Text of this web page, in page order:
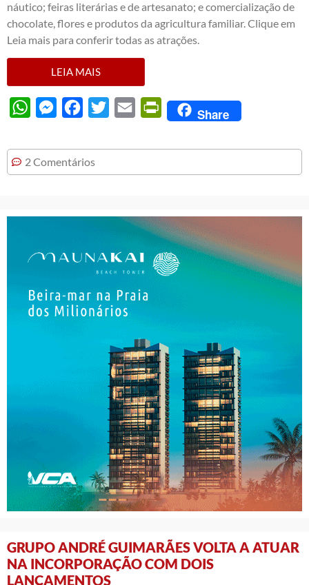
náutico; feiras literárias e de artesanato; e comercialização de
chocolate, flores e produtos da agricultura familiar. Clique em
Leia mais para conferir todas as atrações.
LEIA MAIS
WhatsAppMessengerFacebook
Twitter Email PrintFriendly
Share
2 Comentários
GRUPO ANDRÉ GUIMARÃES VOLTA A ATUAR
NA INCORPORAÇÃO COM DOIS
LANÇAMENTOS